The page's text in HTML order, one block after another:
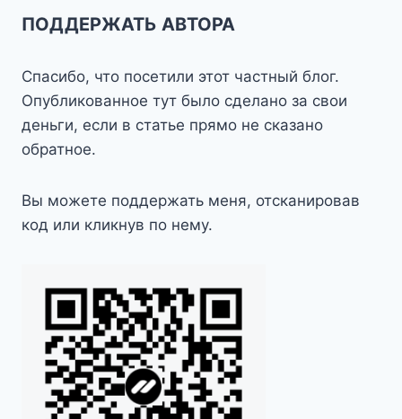
ПОДДЕРЖАТЬ АВТОРА
Спасибо, что посетили этот частный блог.
Опубликованное тут было сделано за свои
деньги, если в статье прямо не сказано
обратное.
Вы можете поддержать меня, отсканировав
код или кликнув по нему.